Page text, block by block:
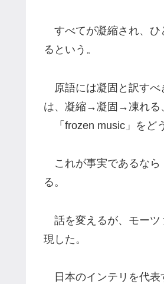
すべてが凝縮され、ひ
るという。
原語には凝固と訳すべ
は、凝縮→凝固→凍れる
「frozen music」をど
これが事実であるなら
る。
話を変えるが、モーツ
現した。
日本のインテリを代表